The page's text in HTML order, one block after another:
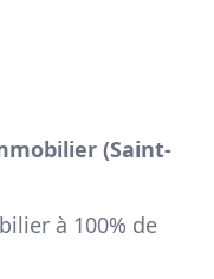
(Saint-
à 100% de